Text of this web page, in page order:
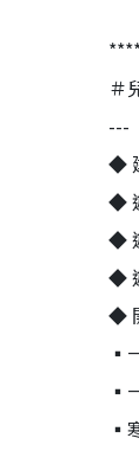
＃
---
◆
◆
◆
◆
◆
▪️
▪️
▪️